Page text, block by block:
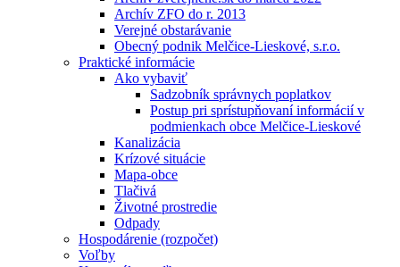
Archív ZFO do r. 2013
Verejné obstarávanie
Obecný podnik Melčice-Lieskové, s.r.o.
Praktické informácie
Ako vybaviť
Sadzobník správnych poplatkov
Postup pri sprístupňovaní informácií v
podmienkach obce Melčice-Lieskové
Kanalizácia
Krízové situácie
Mapa-obce
Tlačivá
Životné prostredie
Odpady
Hospodárenie (rozpočet)
Voľby